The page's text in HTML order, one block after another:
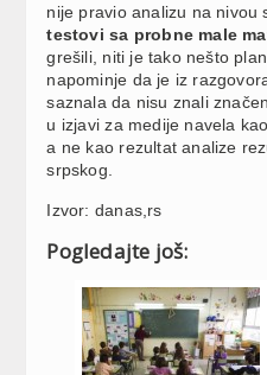
nije pravio analizu na nivou
testovi sa probne male
grešili, niti je tako nešto
napominje da je iz
saznala da nisu znali
u izjavi za medije navela
a ne kao rezultat analize
srpskog.
Izvor: danas,rs
Pogledajte još: